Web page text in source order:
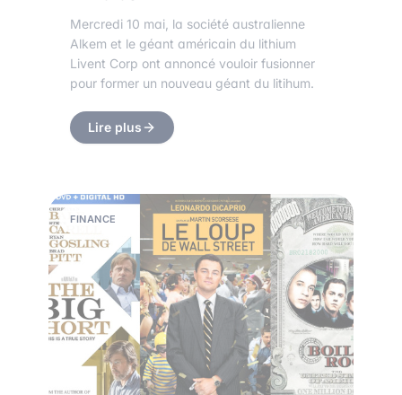
Mercredi 10 mai, la société australienne
Alkem et le géant américain du lithium
Livent Corp ont annoncé vouloir fusionner
pour former un nouveau géant du litihum.
Lire plus
FINANCE